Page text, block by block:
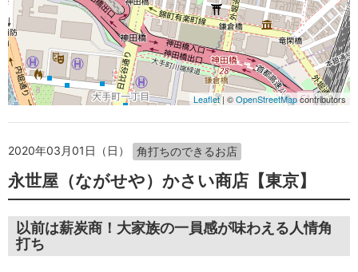
Leaflet| ©OpenStreetMapcontributors
2020年03月01日（日） 角打ちのできるお店
永世屋（ながせや）かさい商店【東京】
以前は薪炭商！大家族の一員感が味わえる人情角
打ち